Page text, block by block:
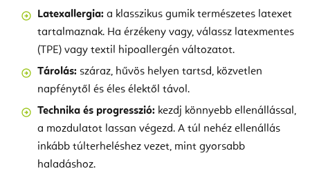
Latexallergia: a klasszikus gumik természetes latexet
tartalmaznak. Ha érzékeny vagy, válassz latexmentes
(TPE) vagy textil hipoallergén változatot.
Tárolás: száraz, hűvös helyen tartsd, közvetlen
napfénytől és éles élektől távol.
Technika és progresszió: kezdj könnyebb ellenállással,
a mozdulatot lassan végezd. A túl nehéz ellenállás
inkább túlterheléshez vezet, mint gyorsabb
haladáshoz.